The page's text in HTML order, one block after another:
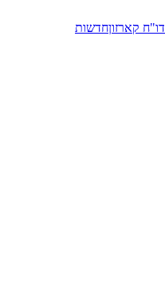
דו"ח קארזוןחדשות